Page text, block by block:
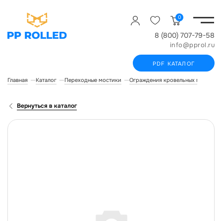
0
8 (800) 707-79-58
info@pprol.ru
PDF КАТАЛОГ
Главная Каталог Переходные мостики Ограждения кровельных мостиков
Вернуться в каталог